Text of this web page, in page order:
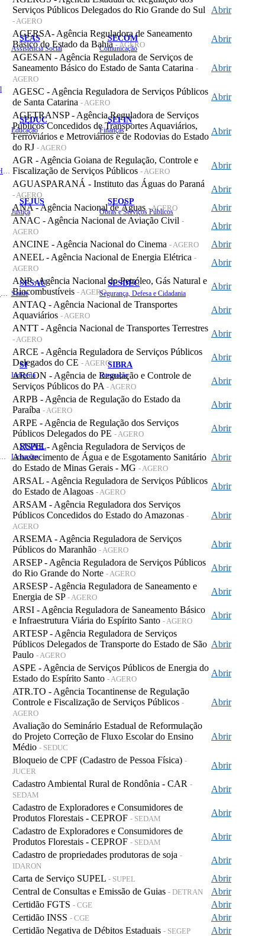
SEAS
Assistência Social
SECOM
Comunicação
SEDUC
Educação
SEFIN
Finanças
SEJUS
Justiça
SEOSP
Obras e Serviços Públicos
SESAU
Saúde
SESDEC
Segurança, Defesa e Cidadania
SI
Indígena
SIBRA
Integração
SUPEL
Licitações
Serviços Públicos Delegados do Rio Grande do Sul
- AGERO
Abrir
AGERSA- Agência Reguladora de Saneamento
Básico do Estado da Bahia- AGERO
Abrir
AGESAN - Agência Reguladora de Serviços de
Saneamento Básico do Estado de Santa Catarina -
AGERO
Abrir
AGESC - Agência Reguladora de Serviços Públicos
de Santa Catarina - AGERO
Abrir
AGETRANSP - Agência Reguladora de Serviços
Públicos Concedidos de Transportes Aquaviários,
Ferroviários e Metroviários e de Rodovias do Estado
do RJ - AGERO
Abrir
AGR - Agência Goiana de Regulação, Controle e
Fiscalização de Serviços Públicos - AGERO
Abrir
AGUASPARANÁ - Instituto das Águas do Paraná
- AGERO
Abrir
ANA - Agência Nacional de Águas - AGERO
Abrir
ANAC - Agência Nacional de Aviação Civil -
AGERO
Abrir
ANCINE - Agência Nacional do Cinema - AGERO
Abrir
ANEEL - Agência Nacional de Energia Elétrica -
AGERO
Abrir
ANP - Agência Nacional do Petróleo, Gás Natural e
Biocombustíveis - AGERO
Abrir
ANTAQ - Agência Nacional de Transportes
Aquaviários - AGERO
Abrir
ANTT - Agência Nacional de Transportes Terrestres
- AGERO
Abrir
ARCE - Agência Reguladora de Serviços Públicos
Delegados do CE - AGERO
Abrir
ARCON - Agência de Regulação e Controle de
Serviços Públicos do PA - AGERO
Abrir
ARPB - Agência de Regulação do Estado da
Paraíba - AGERO
Abrir
ARPE - Agência de Regulação dos Serviços
Públicos Delegados do PE - AGERO
Abrir
ARSAE - Agência Reguladora de Serviços de
Abastecimento de Água e de Esgotamento Sanitário
do Estado de Minas Gerais - MG - AGERO
Abrir
ARSAL - Agência Reguladora de Serviços Públicos
do Estado de Alagoas - AGERO
Abrir
ARSAM - Agência Reguladora dos Serviços
Públicos Concedidos do Estado do Amazonas -
AGERO
Abrir
ARSEMA - Agência Reguladora de Serviços
Públicos do Maranhão - AGERO
Abrir
ARSEP - Agência Reguladora de Serviços Públicos
do Rio Grande do Norte - AGERO
Abrir
ARSESP - Agência Reguladora de Saneamento e
Energia de SP - AGERO
Abrir
ARSI - Agência Reguladora de Saneamento Básico
e Infraestrutura Viária do Espírito Santo - AGERO
Abrir
ARTESP - Agência Reguladora de Serviços
Públicos Delegados de Transporte do Estado de São
Paulo - AGERO
Abrir
ASPE - Agência de Serviços Públicos de Energia do
Estado do Espírito Santo - AGERO
Abrir
ATR.TO - Agência Tocantinense de Regulação
Controle e Fiscalização de Serviços Públicos -
AGERO
Abrir
Avaliação do Seminário Estadual de Reformulação
do Projeto Correção de Fluxo Escolar do Ensino
Médio - SEDUC
Abrir
Bloqueio de CPF (Cadastro de Pessoa Física) -
JUCER
Abrir
Cadastro Ambiental Rural de Rondônia - CAR -
SEDAM
Abrir
Cadastro de Exploradores e Consumidores de
Produtos Florestais - CEPROF - SEDAM
Abrir
Cadastro de Exploradores e Consumidores de
Produtos Florestais - CEPROF - SEDAM
Abrir
Cadastro de propriedades produtoras de soja -
IDARON
Abrir
Carta de Serviço SUPEL - SUPEL
Abrir
Central de Consultas e Emissão de Guias - DETRAN
Abrir
Certidão FGTS - CGE
Abrir
Certidão INSS - CGE
Abrir
Certidão Negativa de Débitos Estaduais - SEGEP
Abrir